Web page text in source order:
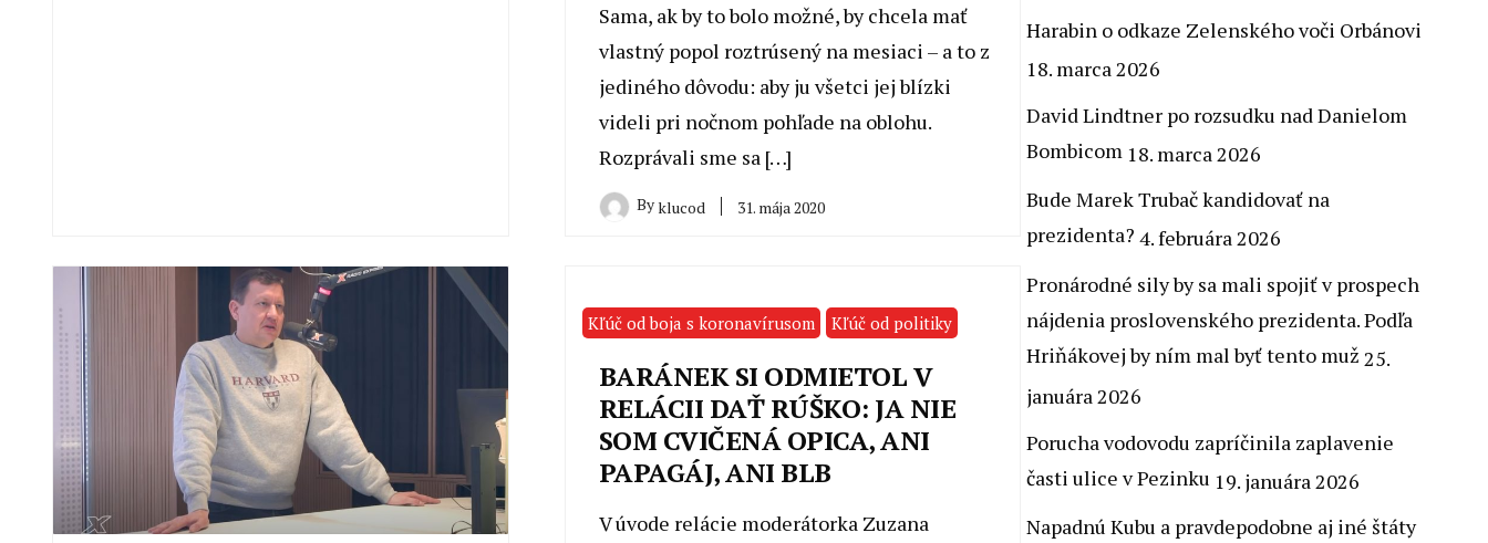
Sama, ak by to bolo možné, by chcela mať
vlastný popol roztrúsený na mesiaci – a to z
jediného dôvodu: aby ju všetci jej blízki
videli pri nočnom pohľade na oblohu.
Rozprávali sme sa […]
Byklucod 31. mája 2020
Kľúč od boja s koronavírusom Kľúč od politiky
BARÁNEK SI ODMIETOL V
RELÁCII DAŤ RÚŠKO: JA NIE
SOM CVIČENÁ OPICA, ANI
PAPAGÁJ, ANI BLB
V úvode relácie moderátorka Zuzana
Harabin o odkaze Zelenského voči Orbánovi
18. marca 2026
David Lindtner po rozsudku nad Danielom
Bombicom 18. marca 2026
Bude Marek Trubač kandidovať na
prezidenta? 4. februára 2026
Pronárodné sily by sa mali spojiť v prospech
nájdenia proslovenského prezidenta. Podľa
Hriňákovej by ním mal byť tento muž 25.
januára 2026
Porucha vodovodu zapríčinila zaplavenie
časti ulice v Pezinku 19. januára 2026
Napadnú Kubu a pravdepodobne aj iné štáty